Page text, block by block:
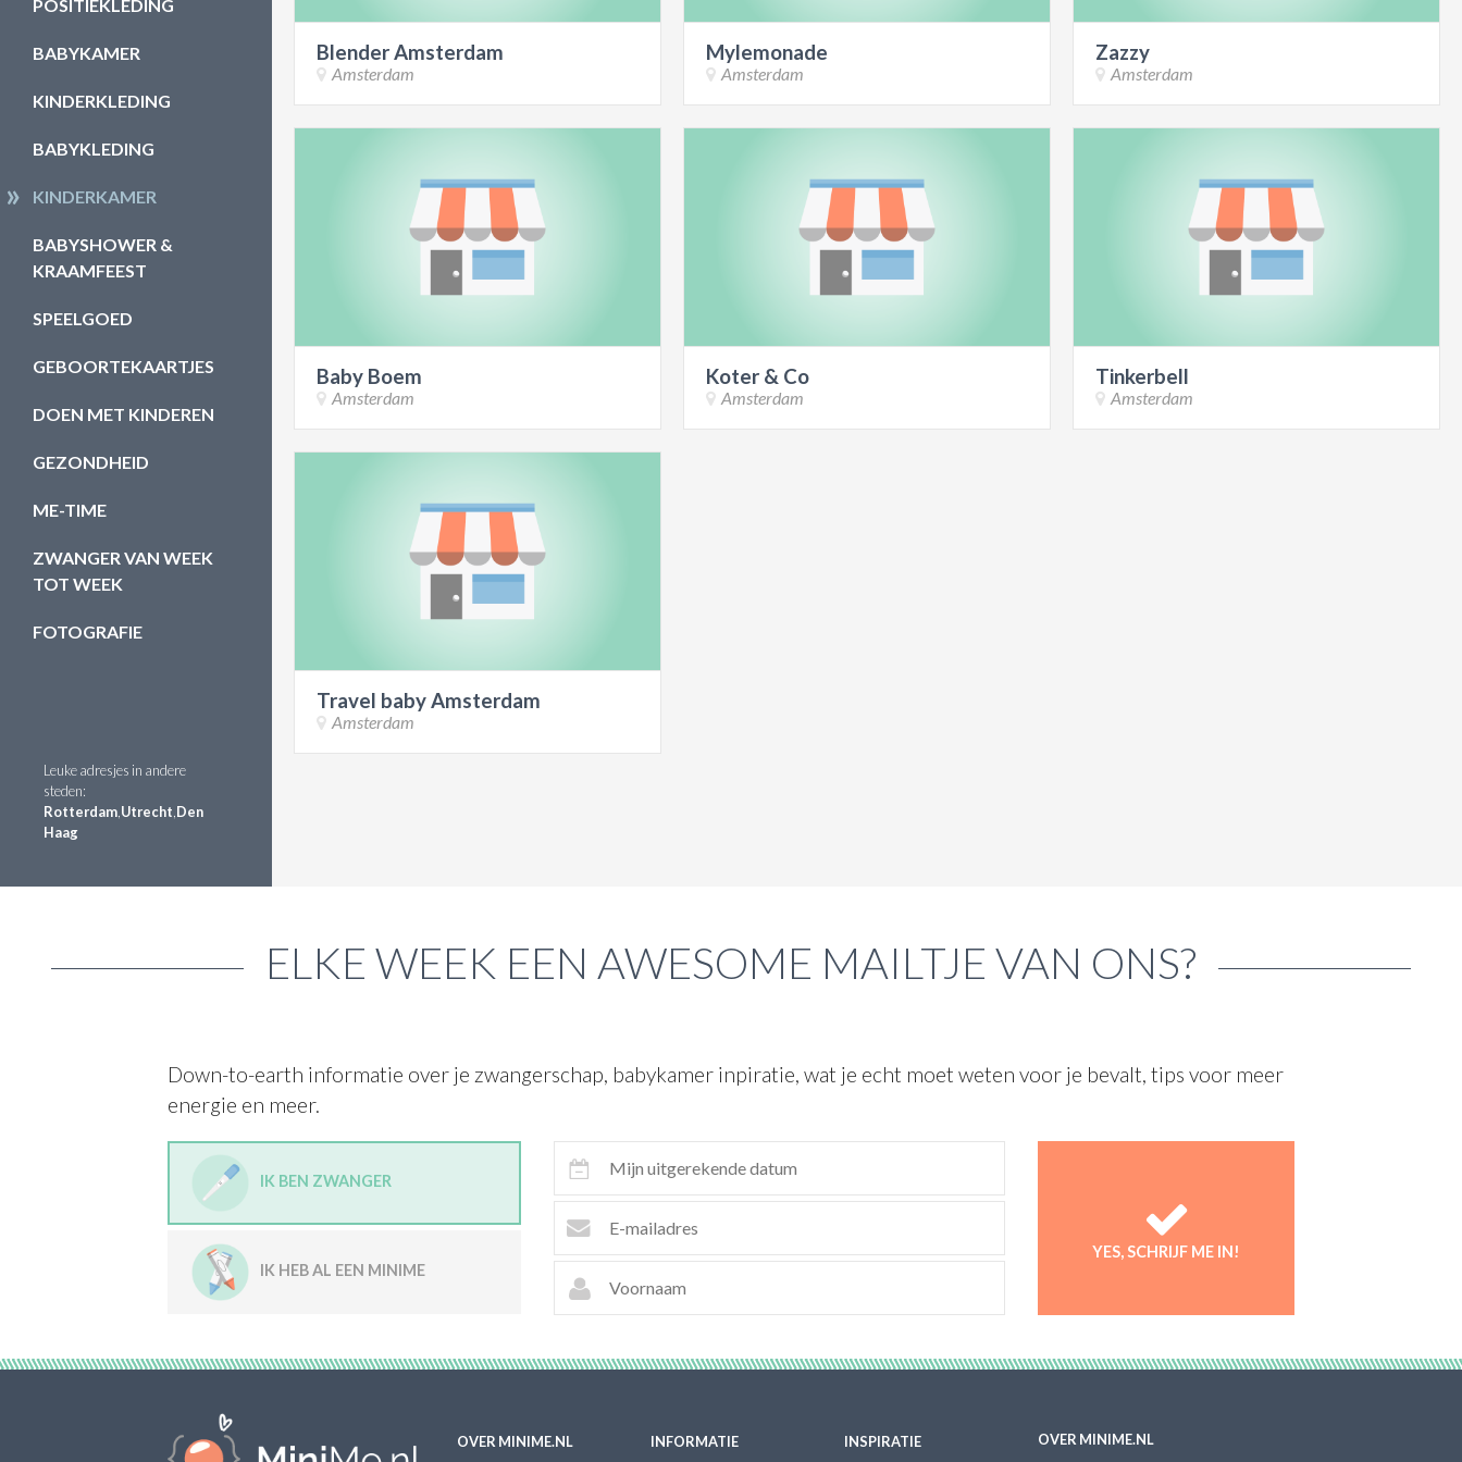
POSITIEKLEDING
BABYKAMER
KINDERKLEDING
BABYKLEDING
KINDERKAMER
BABYSHOWER &
KRAAMFEEST
SPEELGOED
GEBOORTEKAARTJES
DOEN MET KINDEREN
GEZONDHEID
ME-TIME
ZWANGER VAN WEEK
TOT WEEK
FOTOGRAFIE
Leuke adresjes in andere
steden:
Rotterdam Utrecht Den
Haag
Blender Amsterdam
Amsterdam
Mylemonade
Amsterdam
Zazzy
Amsterdam
Baby Boem
Amsterdam
Koter & Co
Amsterdam
Tinkerbell
Amsterdam
Travel baby Amsterdam
Amsterdam
ELKE WEEK EEN AWESOME MAILTJE VAN ONS?
Down-to-earth informatie over je zwangerschap, babykamer inpiratie, wat je echt moet weten voor je bevalt, tips voor meer
energie en meer.
IK BEN ZWANGER
IK HEB AL EEN MINIME
YES, SCHRIJF ME IN!
OVER MINIME.NL INFORMATIE INSPIRATIE OVER MINIME.NL